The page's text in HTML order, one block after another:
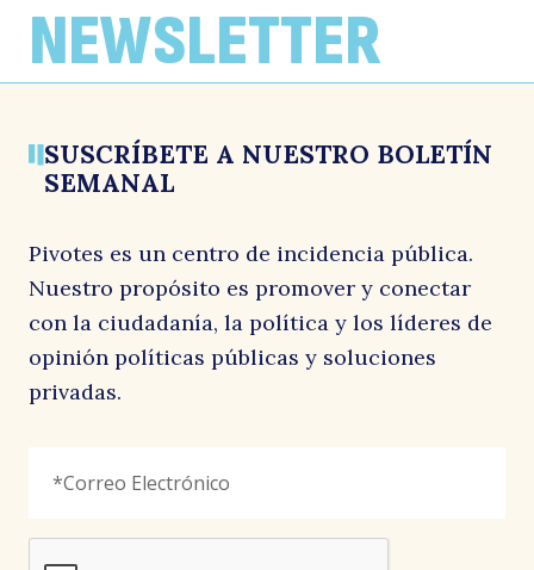
país
Por: El Diario de Atacama
1 junio, 2026
Por: La Estrella de Iquique
1 junio, 2026
que se consolidó al cierre del gobierno
de Boric
Por: El Diario Financiero
NEWSLETTER
SUSCRÍBETE A NUESTRO BOLETÍN
SEMANAL
señala
Electrónico *
reCAPTCHA
Pivotes es un centro de incidencia pública.
Nuestro propósito es promover y conectar
con la ciudadanía, la política y los líderes de
opinión políticas públicas y soluciones
privadas.